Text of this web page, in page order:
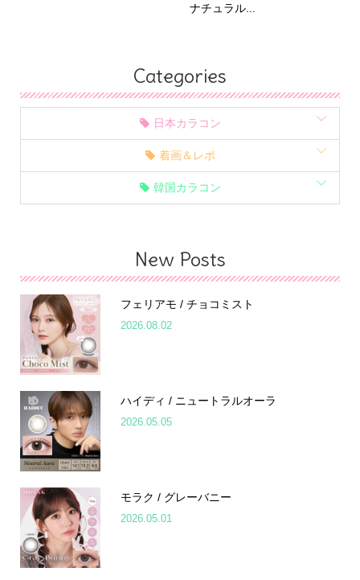
ナチュラル...
Categories
日本カラコン
着画＆レポ
韓国カラコン
New Posts
フェリアモ / チョコミスト
2026.08.02
ハイディ / ニュートラルオーラ
2026.05.05
モラク / グレーバニー
2026.05.01